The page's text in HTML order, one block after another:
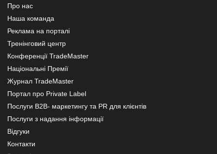
Про нас
Наша команда
Реклама на порталі
Тренінговий центр
Конференції TradeMaster
Національні Премії
Журнал TradeMaster
Портал про Private Label
Послуги В2В- маркетингу та PR для клієнтів
Послуги з надання інформації
Відгуки
Контакти